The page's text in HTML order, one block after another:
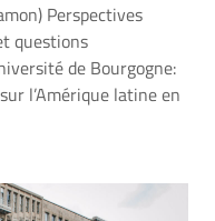
Perspectives
questions
de Bourgogne:
l’Amérique latine en